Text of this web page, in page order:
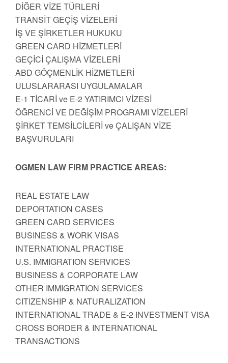
DİĞER VİZE TÜRLERİ
TRANSİT GEÇİŞ VİZELERİ
İŞ VE ŞİRKETLER HUKUKU
GREEN CARD HİZMETLERİ
GEÇİCİ ÇALIŞMA VİZELERİ
ABD GÖÇMENLİK HİZMETLERİ
ULUSLARARASI UYGULAMALAR
E-1 TİCARİ ve E-2 YATIRIMCI VİZESİ
ÖĞRENCİ VE DEĞİŞİM PROGRAMI VİZELERİ
ŞİRKET TEMSİLCİLERİ ve ÇALIŞAN VİZE
BAŞVURULARI
OGMEN LAW FIRM PRACTICE AREAS:
REAL ESTATE LAW
DEPORTATION CASES
GREEN CARD SERVICES
BUSINESS & WORK VISAS
INTERNATIONAL PRACTISE
U.S. IMMIGRATION SERVICES
BUSINESS & CORPORATE LAW
OTHER IMMIGRATION SERVICES
CITIZENSHIP & NATURALIZATION
INTERNATIONAL TRADE & E-2 INVESTMENT VISA
CROSS BORDER & INTERNATIONAL
TRANSACTIONS